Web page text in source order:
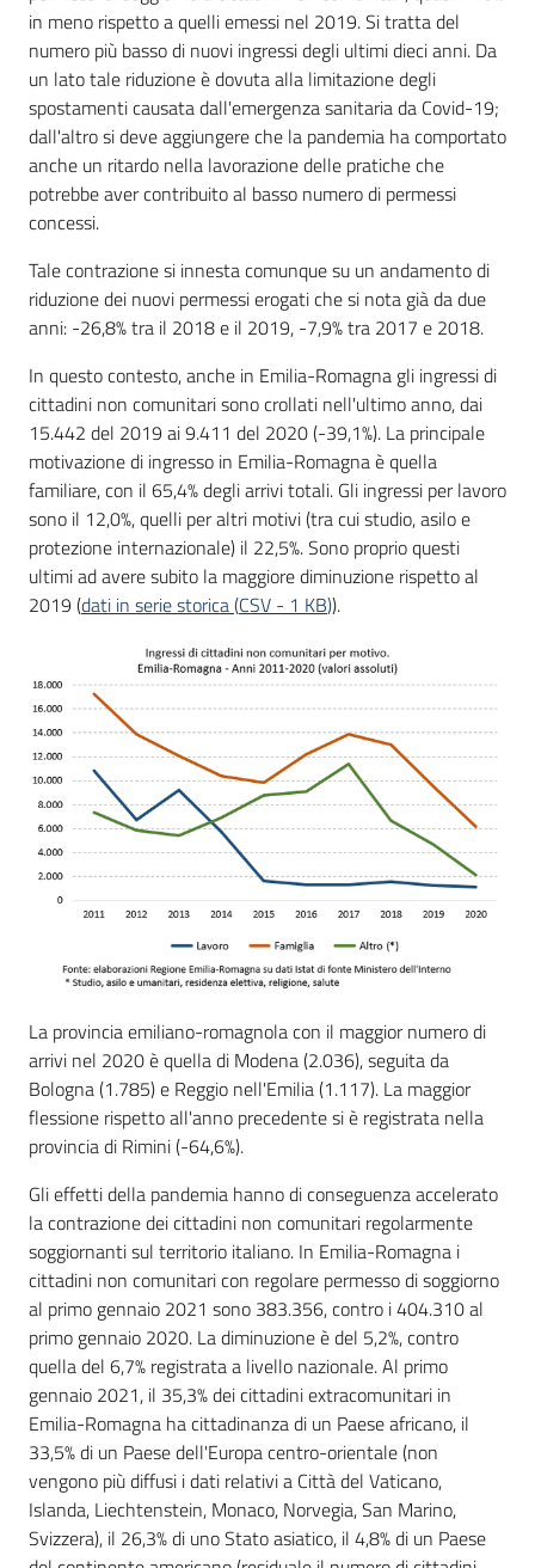
in meno rispetto a quelli emessi nel 2019. Si tratta del
numero più basso di nuovi ingressi degli ultimi dieci anni. Da
un lato tale riduzione è dovuta alla limitazione degli
spostamenti causata dall'emergenza sanitaria da Covid-19;
dall'altro si deve aggiungere che la pandemia ha comportato
anche un ritardo nella lavorazione delle pratiche che
potrebbe aver contribuito al basso numero di permessi
concessi.
Tale contrazione si innesta comunque su un andamento di
riduzione dei nuovi permessi erogati che si nota già da due
anni: -26,8% tra il 2018 e il 2019, -7,9% tra 2017 e 2018.
In questo contesto, anche in Emilia-Romagna gli ingressi di
cittadini non comunitari sono crollati nell'ultimo anno, dai
15.442 del 2019 ai 9.411 del 2020 (-39,1%). La principale
motivazione di ingresso in Emilia-Romagna è quella
familiare, con il 65,4% degli arrivi totali. Gli ingressi per lavoro
sono il 12,0%, quelli per altri motivi (tra cui studio, asilo e
protezione internazionale) il 22,5%. Sono proprio questi
ultimi ad avere subito la maggiore diminuzione rispetto al
2019 (dati in serie storica(CSV - 1 KB)).
La provincia emiliano-romagnola con il maggior numero di
arrivi nel 2020 è quella di Modena (2.036), seguita da
Bologna (1.785) e Reggio nell'Emilia (1.117). La maggior
flessione rispetto all'anno precedente si è registrata nella
provincia di Rimini (-64,6%).
Gli effetti della pandemia hanno di conseguenza accelerato
la contrazione dei cittadini non comunitari regolarmente
soggiornanti sul territorio italiano. In Emilia-Romagna i
cittadini non comunitari con regolare permesso di soggiorno
al primo gennaio 2021 sono 383.356, contro i 404.310 al
primo gennaio 2020. La diminuzione è del 5,2%, contro
quella del 6,7% registrata a livello nazionale. Al primo
gennaio 2021, il 35,3% dei cittadini extracomunitari in
Emilia-Romagna ha cittadinanza di un Paese africano, il
33,5% di un Paese dell'Europa centro-orientale (non
vengono più diffusi i dati relativi a Città del Vaticano,
Islanda, Liechtenstein, Monaco, Norvegia, San Marino,
Svizzera), il 26,3% di uno Stato asiatico, il 4,8% di un Paese